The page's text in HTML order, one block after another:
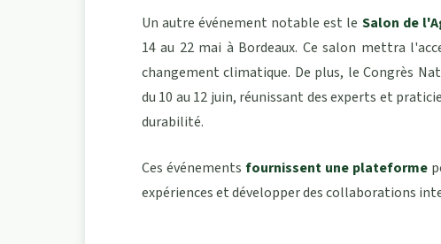
Un autre événement notable est le Salon de
14 au 22 mai à Bordeaux. Ce salon mettra
changement climatique. De plus, le Congrès
du 10 au 12 juin, réunissant des experts et
durabilité.
Ces événements fournissent une plateforme
expériences et développer des collaborations